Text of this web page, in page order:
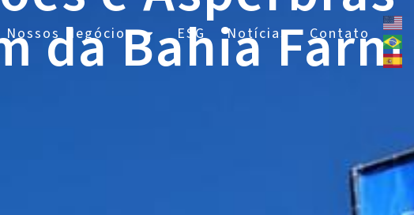
Nossos Negócios ESG Notícias Contato
da Bahia Farm